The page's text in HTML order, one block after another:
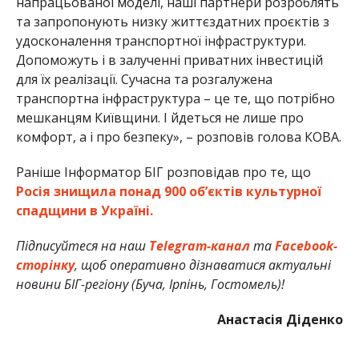
та запропонують низку життєздатних проєктів з
удосконалення транспортної інфраструктури.
Допоможуть і в залученні приватних інвестицій
для їх реалізації. Сучасна та розгалужена
транспортна інфраструктура – це те, що потрібно
мешканцям Київщини. І йдеться не лише про
комфорт, а і про безпеку», – розповів голова КОВА.
Раніше Інформатор БІГ розповідав про те, що
Росія знищила понад 900 обʼєктів культурної
спадщини в Україні.
Підписуйтеся на наш Telegram-канал таFacebook-
сторінку, щоб оперативно дізнаватися актуальні
новини БІГ-регіону (Буча, Ірпінь, Гостомель)!
Анастасія Діденко